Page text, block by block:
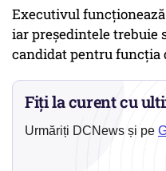
Executivul
iar președintele trebuie
candidat pentru
Fiți la curent cu
Urmăriți DCNews și pe